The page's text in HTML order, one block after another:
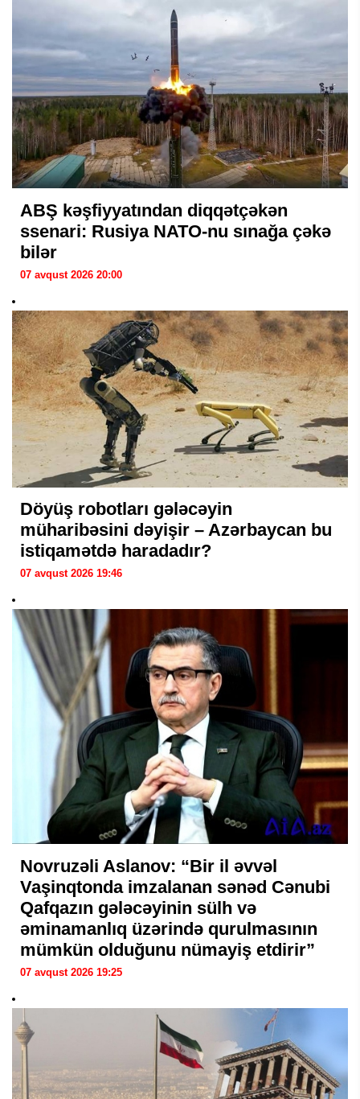
ABŞ kəşfiyyatından diqqətçəkən
ssenari: Rusiya NATO-nu sınağa çəkə
bilər
07 avqust 2026 20:00
Döyüş robotları gələcəyin
müharibəsini dəyişir – Azərbaycan bu
istiqamətdə haradadır?
07 avqust 2026 19:46
Novruzəli Aslanov: “Bir il əvvəl
Vaşinqtonda imzalanan sənəd Cənubi
Qafqazın gələcəyinin sülh və
əminamanlıq üzərində qurulmasının
mümkün olduğunu nümayiş etdirir”
07 avqust 2026 19:25